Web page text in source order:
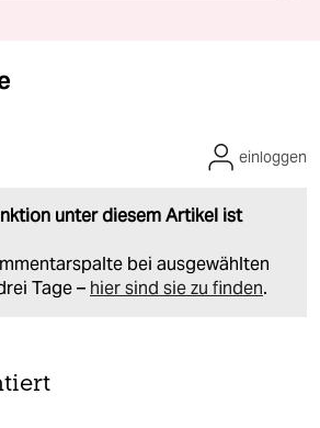
unter diesem Artikel ist
bei ausgewählten
Tage – hier sind sie zu finden.
einloggen